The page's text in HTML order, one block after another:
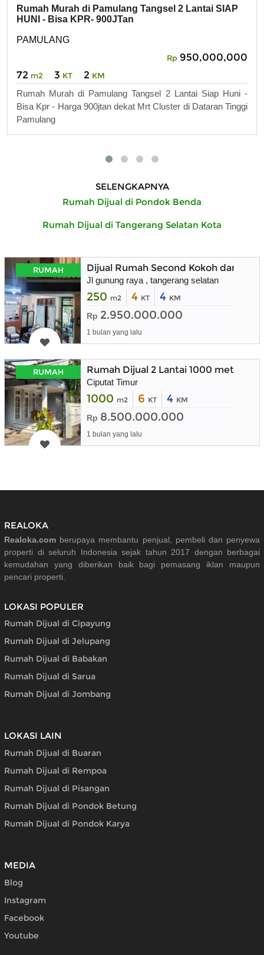
Rumah Murah di Pamulang Tangsel 2 Lantai SIAP
HUNI - Bisa KPR- 900JTan
PAMULANG
Rp 950,000,000
72 m2 3 KT 2 KM
Rumah Murah di Pamulang Tangsel 2 Lantai Siap Huni -
Bisa Kpr - Harga 900jtan dekat Mrt Cluster di Dataran Tinggi
Pamulang
SELENGKAPNYA
Rumah Dijual di Pondok Benda
Rumah Dijual di Tangerang Selatan Kota
RUMAH Dijual Rumah Second Kokoh dan
Jl gunung raya , tangerang selatan
250 m2 4 KT 4 KM
Rp 2.950.000.000
1 bulan yang lalu
RUMAH Rumah Dijual 2 Lantai 1000 meter di
Ciputat Timur
1000 m2 6 KT 4 KM
Rp 8.500.000.000
1 bulan yang lalu
REALOKA
Realoka.com berupaya membantu penjual, pembeli dan penyewa
properti di seluruh Indonesia sejak tahun 2017 dengan berbagai
kemudahan yang diberikan baik bagi pemasang iklan maupun
pencari properti.
LOKASI POPULER
Rumah Dijual di Cipayung
Rumah Dijual di Jelupang
Rumah Dijual di Babakan
Rumah Dijual di Sarua
Rumah Dijual di Jombang
LOKASI LAIN
Rumah Dijual di Buaran
Rumah Dijual di Rempoa
Rumah Dijual di Pisangan
Rumah Dijual di Pondok Betung
Rumah Dijual di Pondok Karya
MEDIA
Blog
Instagram
Facebook
Youtube